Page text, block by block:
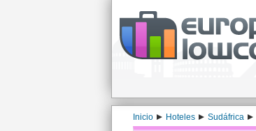
Inicio Hoteles Sudáfrica